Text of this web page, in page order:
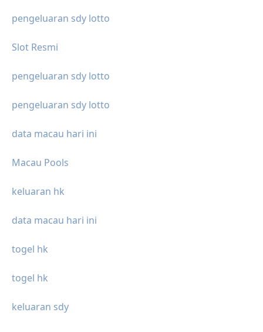
pengeluaran sdy lotto
Slot Resmi
pengeluaran sdy lotto
pengeluaran sdy lotto
data macau hari ini
Macau Pools
keluaran hk
data macau hari ini
togel hk
togel hk
keluaran sdy